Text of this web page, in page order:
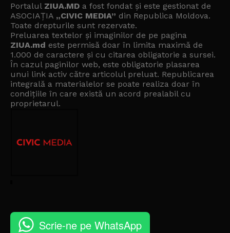
Portalul ZIUA.MD a fost fondat și este gestionat de
ASOCIAȚIA „CIVIC MEDIA” din Republica Moldova.
Toate drepturile sunt rezervate.
Preluarea textelor și imaginilor de pe pagina
ZIUA.md este permisă doar în limita maximă de
1.000 de caractere și cu citarea obligatorie a sursei.
În cazul paginilor web, este obligatorie plasarea
unui link activ către articolul preluat. Republicarea
integrală a materialelor se poate realiza doar în
condițiile în care există un acord prealabil cu
proprietarul.
Scrie-ne pe WhatsApp